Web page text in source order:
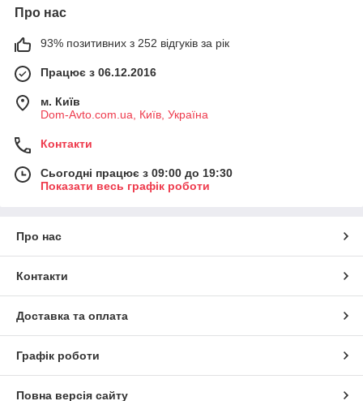
Про нас
93% позитивних з 252 відгуків за рік
Працює з 06.12.2016
м. Київ
Dom-Avto.com.ua, Київ, Україна
Контакти
Сьогодні працює з 09:00 до 19:30
Показати весь графік роботи
Про нас
Контакти
Доставка та оплата
Графік роботи
Повна версія сайту